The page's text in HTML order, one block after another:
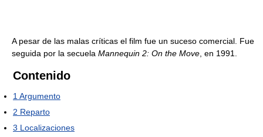
A pesar de las malas críticas el film fue un suceso comercial. Fue
seguida por la secuela Mannequin 2: On the Move , en 1991.
Contenido
1 Argumento
2 Reparto
3 Localizaciones